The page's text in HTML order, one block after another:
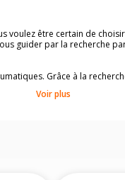
voulez être certain de
guider par la recherche
Grâce à la
Ces informations sont
Voir plus